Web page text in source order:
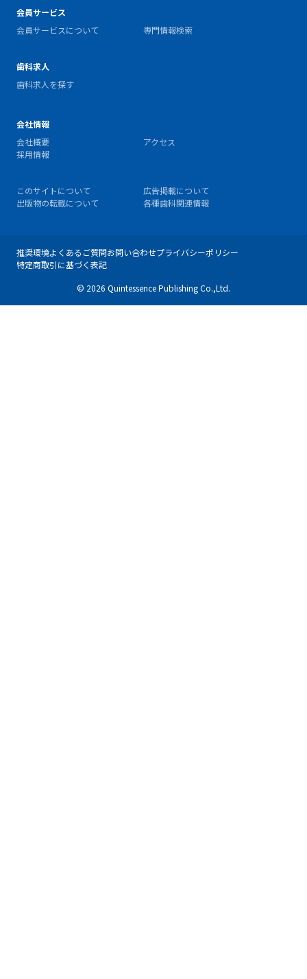
会員サービス
会員サービスについて
専門情報検索
歯科求人
歯科求人を探す
会社情報
会社概要
アクセス
採用情報
このサイトについて
広告掲載について
出版物の転載について
各種歯科関連情報
推奨環境よくあるご質問お問い合わせプライバシーポリシー
特定商取引に基づく表記
© 2026 Quintessence Publishing Co.,Ltd.